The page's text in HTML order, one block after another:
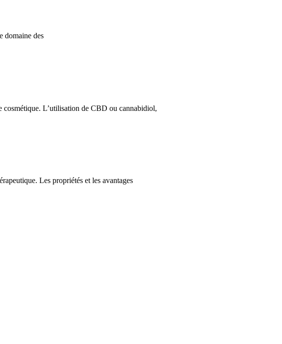
domaine des
cosmétique. L’utilisation de CBD ou cannabidiol,
Les propriétés et les avantages